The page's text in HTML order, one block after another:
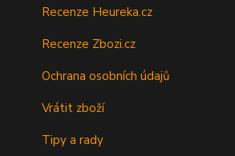
Recenze Heureka.cz
Recenze Zbozi.cz
Ochrana osobních údajů
Vrátit zboží
Tipy a rady